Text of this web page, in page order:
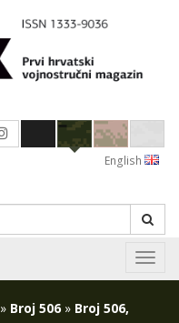
English
» Broj 506 » Broj 506,